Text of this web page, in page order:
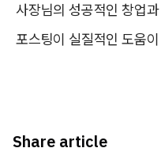
사장님의 성공적인 창업
포스팅이 실질적인 도움
Share article